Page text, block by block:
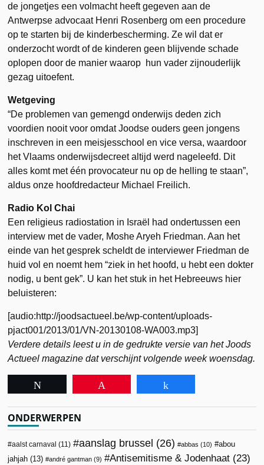
de jongetjes een volmacht heeft gegeven aan de
Antwerpse advocaat Henri Rosenberg om een procedure
op te starten bij de kinderbescherming. Ze wil dat er
onderzocht wordt of de kinderen geen blijvende schade
oplopen door de manier waarop hun vader zijnouderlijk
gezag uitoefent.
Wetgeving
“De problemen van gemengd onderwijs deden zich
voordien nooit voor omdat Joodse ouders geen jongens
inschreven in een meisjesschool en vice versa, waardoor
het Vlaams onderwijsdecreet altijd werd nageleefd. Dit
alles komt met één provocateur nu op de helling te staan”,
aldus onze hoofdredacteur Michael Freilich.
Radio Kol Chai
Een religieus radiostation in Israël had ondertussen een
interview met de vader, Moshe Aryeh Friedman. Aan het
einde van het gesprek scheldt de interviewer Friedman de
huid vol en noemt hem “ziek in het hoofd, u hebt een dokter
nodig, u bent gek”. U kan het stuk in het Hebreeuws hier
beluisteren:
[audio:http://joodsactueel.be/wp-content/uploads-
pjact001/2013/01/VN-20130108-WA003.mp3]
Verdere details leest u in de gedrukte versie vanhet Joods
Actueel magazine dat verschijnt volgende week woensdag.
ONDERWERPEN
aalst carnaval (11) aanslag brussel (26) abbas (10)
abou
jahjah (13) andré gantman (9) Antisemitisme & Jodenhaat (23)